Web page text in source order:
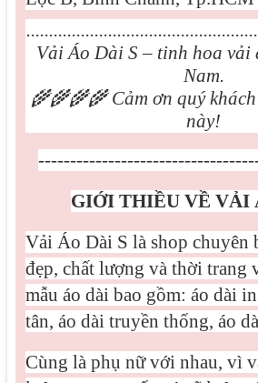
Vải Áo Dài S – tinh hoa vải
Nam.
🌾🌾🌾🌾Cảm ơn quý
này!
GIỚI THIỀU VỀ VẢI
Vải Áo Dài S là shop chuyên
đẹp, chất lượng và thời trang
mẫu áo dài bao gồm: áo dài
tân, áo dài truyền thống, áo
Cùng là phụ nữ với nhau, vì